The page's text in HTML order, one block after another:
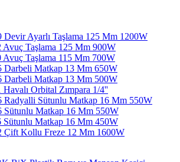
Devir Ayarlı Taşlama 125 Mm 1200W
Avuç Taşlama 125 Mm 900W
Avuç Taşlama 115 Mm 700W
Darbeli Matkap 13 Mm 650W
Darbeli Matkap 13 Mm 500W
Orbital Zımpara 1/4''
Radyalli Sütunlu Matkap 16 Mm 550W
Sütunlu Matkap 16 Mm 550W
Sütunlu Matkap 16 Mm 450W
Çift Kollu Freze 12 Mm 1600W